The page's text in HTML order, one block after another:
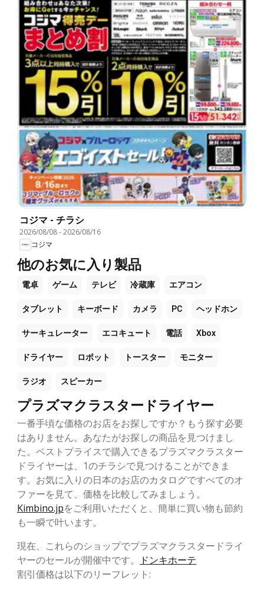
コジマ - チラシ
2026/08/08-2026/08/16
コジマ
他のお気に入り製品
電卓 ゲーム テレビ 冷蔵庫 エアコン
タブレット キーボード カメラ PC ヘッドホン
サーキュレーター エコキュート 電話 Xbox
ドライヤー ロボット トースター モニター
ラジオ スピーカー
プラズマクラスタードライヤー
一番手頃な価格のお店をお探しですか？もう探す必要
はありません。あなたがお探しの商品を見つけまし
た。ベストプライスで購入できるプラズマクラスター
ドライヤーは、1のチラシで見つけることができま
す。お気に入りの日本のお店のカタログですべてのオ
ファーを見て、価格を比較してみましょう。
Kimbino.jpをご利用いただくと、簡単に買い物も節約
も一瞬で叶います。
現在、これらのショップでプラズマクラスタードライ
ヤーのセールが開催中です。
ドンキホーテ
割引価格は以下のリーフレット: